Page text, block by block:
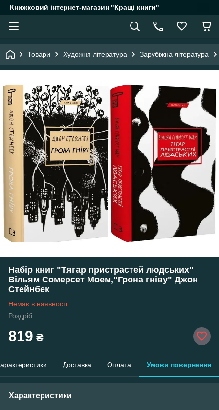
Книжковий інтернет-магазин "Кращі книги"
Товари Художня література Зарубіжна література
Набір книг "Тягар пристрастей людських"
Вільям Сомерсет Моем,"Грона гніву" Джон
Стейнбек
Немає в наявності
Роздріб
819 ₴
Доставка Оплата Умови повернення
Характеристики